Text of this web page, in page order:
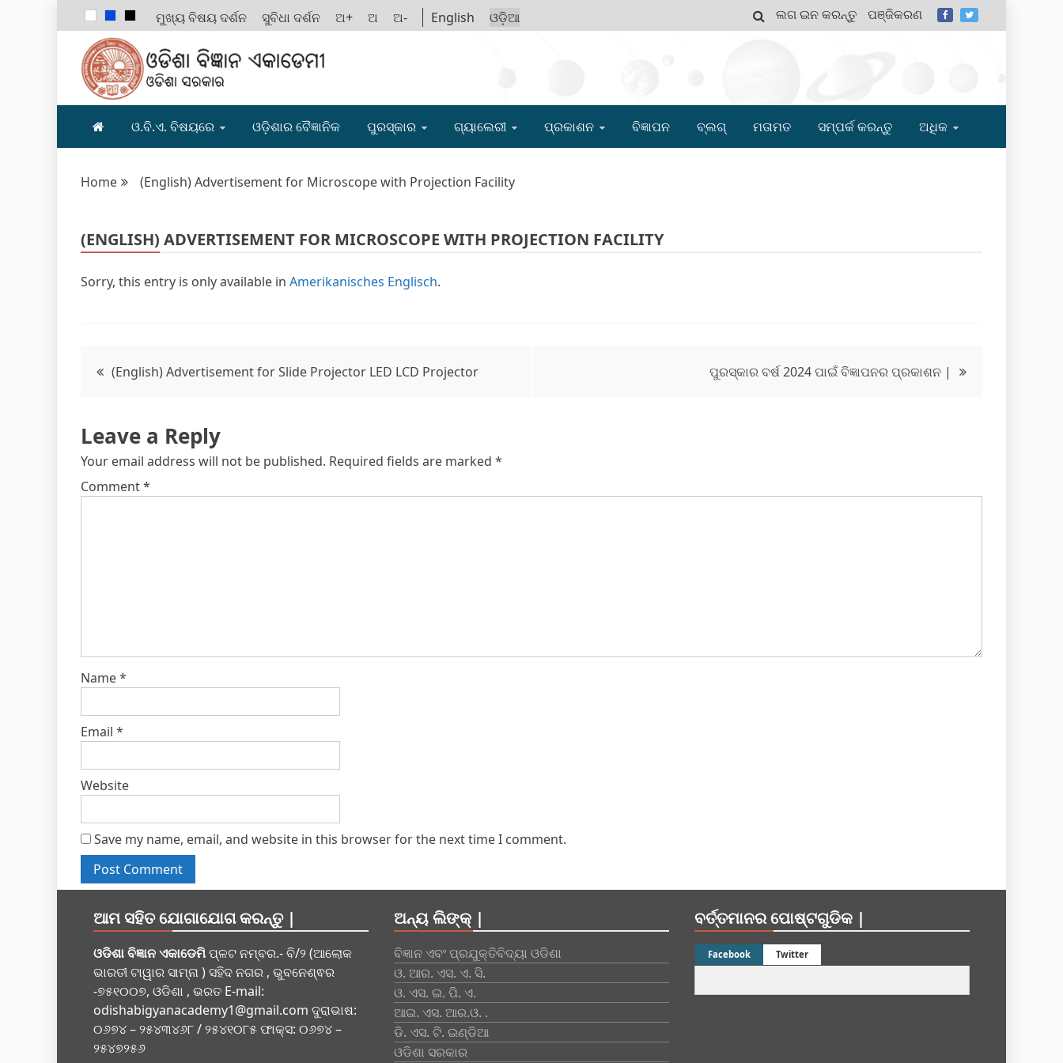
ମୁଖ୍ୟ ବିଷୟ ଦର୍ଶନ ସୁବିଧା ଦର୍ଶନ ଅ+ ଅ ଅ- English ଓଡ଼ିଆ ଲଗ ଇନ କରନ୍ତୁ ପଞ୍ଜିକରଣ
ODISHA BIGYAN ACADEMY
ଓ.ବି.ଏ. ବିଷୟରେ ଓଡ଼ିଶାର ବୈଜ୍ଞାନିକ ପୁରସ୍କାର ଗ୍ୟାଲେରୀ ପ୍ରକାଶନ ବିଜ୍ଞାପନ ବ୍ଲଗ୍ ମତାମତ ସମ୍ପର୍କ କରନ୍ତୁ ଅଧିକ
Home (English) Advertisement for Microscope with Projection Facility
(ENGLISH) ADVERTISEMENT FOR MICROSCOPE WITH PROJECTION FACILITY
Sorry, this entry is only available in Amerikanisches Englisch.
Post
(English) Advertisement for Slide Projector LED LCD Projector ପୁରସ୍କାର ବର୍ଷ 2024 ପାଇଁ ବିଜ୍ଞାପନର ପ୍ରକାଶନ |
Leave a Reply
Your email address will not be published. Required fields are marked *
Comment*
Name*
Email *
Website
Save my name, email, and website in this browser for the next time I comment.
ଆମ ସହିତ ଯୋଗାଯୋଗ କରନ୍ତୁ |
ଓଡିଶା ବିଜ୍ଞାନ ଏକାଡେମିପ୍ଳଟ ନମ୍ବର.- ବି/୨ (ଆଲୋକ
ଭାରତୀ ଟାୱାର ସାମ୍ନା ) ସହିଦ ନଗର , ଭୁବନେଶ୍ଵର
-୭୫୧୦୦୭, ଓଡିଶା , ଭରତ E-mail:
odishabigyanacademy1@gmail.com ଦୁରାଭାଷ:
୦୬୭୪ – ୨୫୪୩୪୬୮ / ୨୫୪୧୦୮୫ ଫାକ୍ସ: ୦୬୭୪ –
୨୫୪୭୨୫୬
ଅନ୍ୟ ଲିଙ୍କ୍ |
ବିଜ୍ଞାନ ଏବଂ ପ୍ରଯୁକ୍ତିବିଦ୍ୟା ଓଡିଶା
ଓ. ଆର. ଏସ. ଏ. ସି.
ଓ. ଏସ. ଇ. ପି. ଏ.
ଆଇ. ଏସ. ଆର.ଓ. .
ଡି. ଏସ. ଟି. ଇଣ୍ଡିଆ
ଓଡିଶା ସରକାର
ବର୍ତ୍ତମାନର ପୋଷ୍ଟଗୁଡିକ |
Facebook Twitter